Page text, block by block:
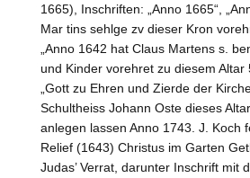
1665), Inschriften: „Anno 1665“,
Mar tins sehlge zv dieser Kron
„Anno 1642 hat Claus Martens s.
und Kinder vorehret zu diesem Altar
„Gott zu Ehren und Zierde der
Schultheiss Johann Oste dieses
anlegen lassen Anno 1743. J. Koch
Relief (1643) Christus im Garten
Judas’ Verrat, darunter Inschrift mit